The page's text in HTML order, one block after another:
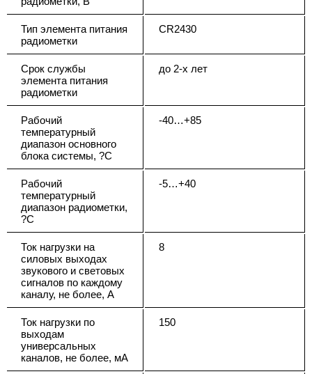
Тип элемента питания
радиометки
CR2430
Срок службы
элемента питания
радиометки
до 2-х лет
Рабочий
температурный
диапазон основного
блока системы, ?С
-40…+85
Рабочий
температурный
диапазон радиометки,
?С
-5…+40
Ток нагрузки на
силовых выходах
звукового и световых
сигналов по каждому
каналу, не более, А
8
Ток нагрузки по
выходам
универсальных
каналов, не более, мА
150